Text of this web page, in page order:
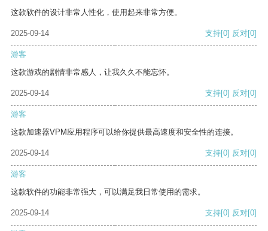
这款软件的设计非常人性化，使用起来非常方便。
2025-09-14 支持[0] 反对[0]
游客
这款游戏的剧情非常感人，让我久久不能忘怀。
2025-09-14 支持[0] 反对[0]
游客
这款加速器VPM应用程序可以给你提供最高速度和安全性的连接。
2025-09-14 支持[0] 反对[0]
游客
这款软件的功能非常强大，可以满足我日常使用的需求。
2025-09-14 支持[0] 反对[0]